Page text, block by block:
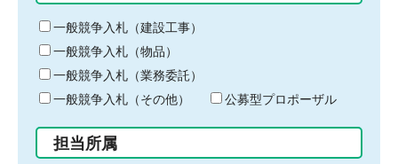
る
キ
ー
ワ
ー
ド
入
力
一般競争入札（建設工事）
一般競争入札（物品）
一般競争入札（業務委託）
一般競争入札（その他）
公募型プロポーザル
担当所属